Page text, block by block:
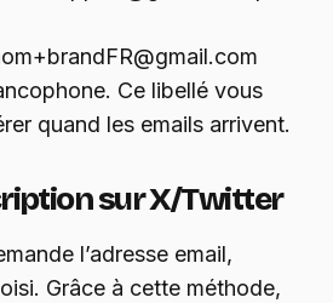
Ce libellé vous
quand les emails arrivent.
sur X/Twitter
l’adresse email,
Grâce à cette méthode,